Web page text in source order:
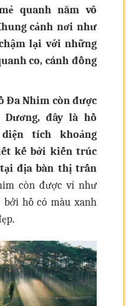
quanh năm vô
cảnh nơi như
lại với những
co, cánh đồng
Đa Nhim còn được
đây là hồ
tích khoảng
kế bởi kiến trúc
địa bàn thị trấn
còn được ví như
bởi hồ có màu xanh